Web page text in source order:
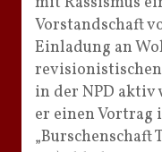
Vorstandschaft
Einladung an
in der NPD aktiv
er einen Vortrag
„Burschenschaft